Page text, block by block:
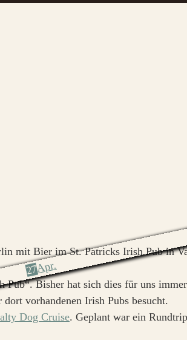
27Apr.
Bisher hat sich dies für uns
vorhandenen Irish Pubs besucht.
Dog Cruise. Geplant war ein